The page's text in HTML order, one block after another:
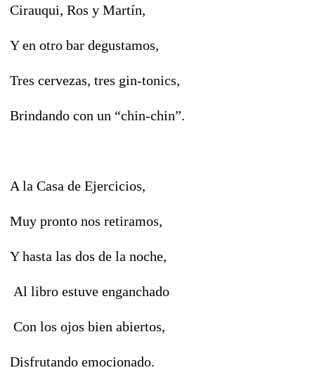
Cirauqui, Ros y Martín,
Y en otro bar degustamos,
Tres cervezas, tres gin-tonics,
Brindando con un “chin-chin”.
A la Casa de Ejercicios,
Muy pronto nos retiramos,
Y hasta las dos de la noche,
Al libro estuve enganchado
Con los ojos bien abiertos,
Disfrutando emocionado.